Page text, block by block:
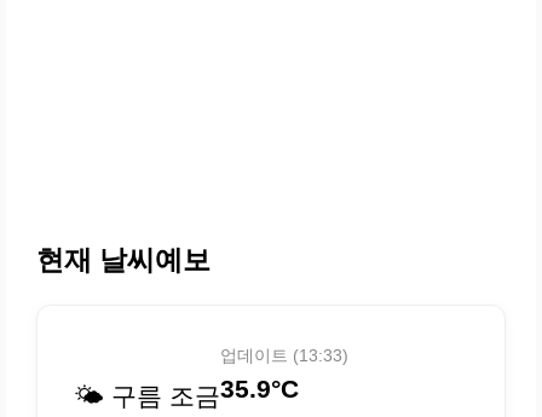
현재 날씨예보
🌤️ 구름 조금
업데이트 (13:33)
35.9°C